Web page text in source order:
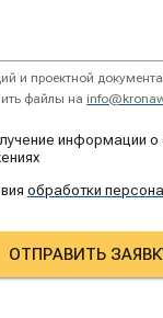
и проектной
файлы на
информации о
обработки
ОТПРАВИТЬ